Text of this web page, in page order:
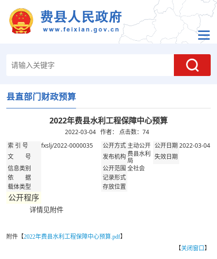
县直部门财政预算
2022年费县水利工程保障中心预算
2022-03-04 作者： 点击数： 74
索 引 号 fxslj/2022-0000035 公开方式 主动公开 公开日期2022-03-04
文 号 发布机构费县水利
局
失效日期
信息类别
公开范围全社会
依 据
记录形式
载体类型
存放位置
公开程序
详情见附件
附件【2022年费县水利工程保障中心预算.pdf】
【关闭窗口】